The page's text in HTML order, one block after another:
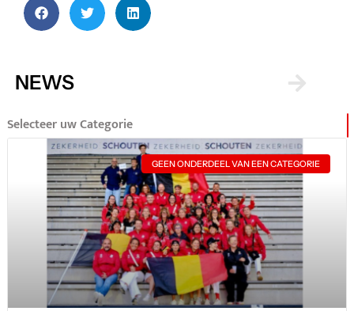
NEWS
Selecteer uw Categorie
GEEN ONDERDEEL VAN EEN CATEGORIE